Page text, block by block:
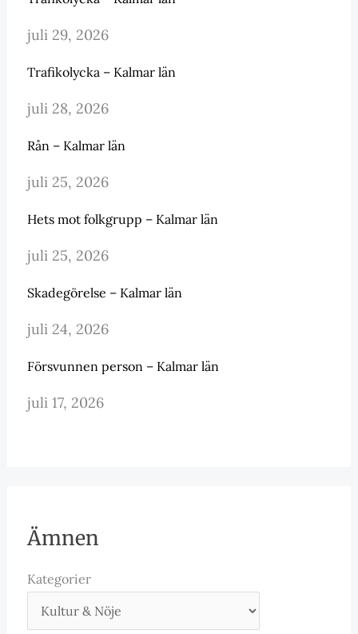
juli 29, 2026
Trafikolycka – Kalmar län
juli 28, 2026
Rån – Kalmar län
juli 25, 2026
Hets mot folkgrupp – Kalmar län
juli 25, 2026
Skadegörelse – Kalmar län
juli 24, 2026
Försvunnen person – Kalmar län
juli 17, 2026
Ämnen
Kategorier